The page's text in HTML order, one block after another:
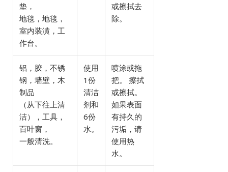
垫，
地毯，地毯，
室内装潢，工
作台。
或擦拭去
除。
铝，胶，不锈
钢，墙壁，木
制品
（从下往上清
洁），工具，
百叶窗，
一般清洗。
使用
1份
清洁
剂和
6份
水。
喷涂或拖
把。 擦拭
或擦拭。
如果表面
有持久的
污垢，请
使用热
水。